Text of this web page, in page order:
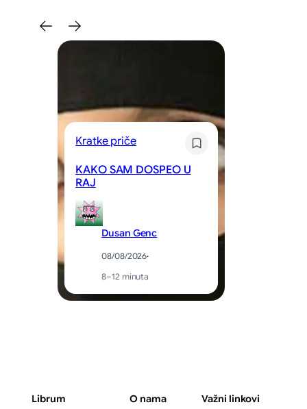
Kratke priče
KAKO SAM DOSPEO U
RAJ
Dusan Genc
08/08/2026·
8–12 minuta
Librum
O nama
Važni linkovi